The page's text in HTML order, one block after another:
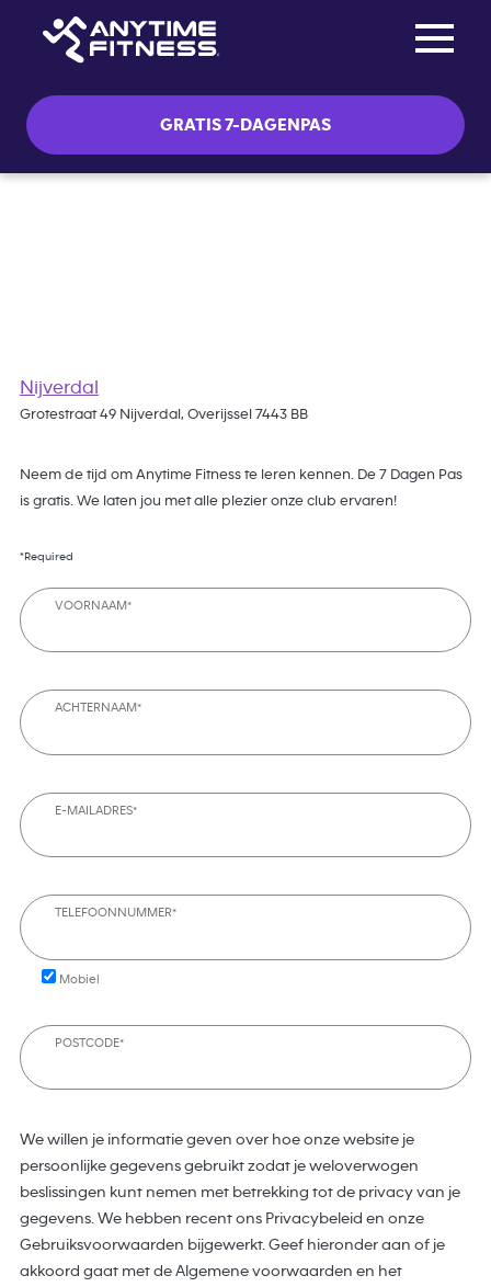
GRATIS 7-DAGENPAS
Nijverdal
Grotestraat 49 Nijverdal, Overijssel 7443 BB
Neem de tijd om Anytime Fitness te leren kennen. De 7 Dagen Pas
is gratis. We laten jou met alle plezier onze club ervaren!
*Required
VOORNAAM*
ACHTERNAAM*
E-MAILADRES*
TELEFOONNUMMER*
Mobiel
POSTCODE*
We willen je informatie geven over hoe onze website je
persoonlijke gegevens gebruikt zodat je weloverwogen
beslissingen kunt nemen met betrekking tot de privacy van je
gegevens. We hebben recent ons Privacybeleid en onze
Gebruiksvoorwaarden bijgewerkt. Geef hieronder aan of je
akkoord gaat met de Algemene voorwaarden en het